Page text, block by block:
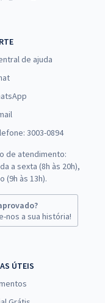
de ajuda
3003-0894
de atendimento:
a sexta (8h às 20h),
(9h às 13h).
nos a sua história!
ÚTEIS